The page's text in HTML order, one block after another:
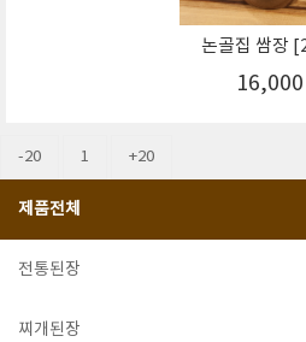
논골집 쌈장
16,000
-20 1 +20
제품전체
전통된장
찌개된장